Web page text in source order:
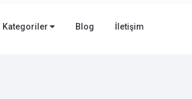
Kategoriler Blog İletişim